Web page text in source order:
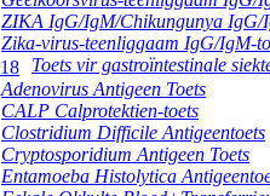
ZIKA IgG/IgM/Chikungunya IgG/
Zika-virus-teenliggaam IgG/IgM-
Toets vir gastroïntestinale
Adenovirus Antigeen Toets
CALP Calprotektien-toets
Clostridium Difficile Antigeentoets
Cryptosporidium Antigeen Toets
Entamoeba Histolytica